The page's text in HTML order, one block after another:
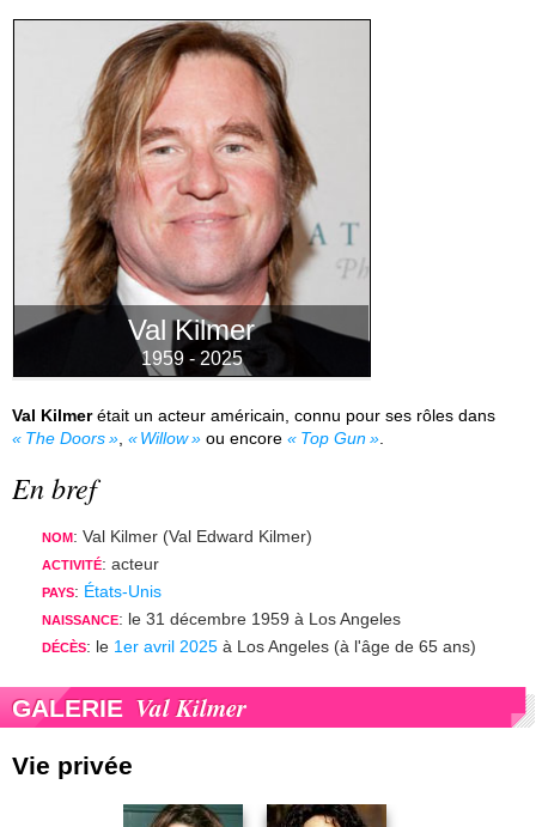
Val Kilmer
1959 - 2025
Val Kilmerétait un acteur américain, connu pour ses rôles dans
The Doors
, Willow ou encore Top Gun .
En bref
NOM : Val Kilmer (Val Edward Kilmer)
ACTIVITÉ: acteur
PAYS: États-Unis
NAISSANCE: le 31 décembre 1959 à Los Angeles
DÉCÈS: le 1er avril 2025 à Los Angeles (à l'âge de 65 ans)
GALERIE Val Kilmer
Vie privée